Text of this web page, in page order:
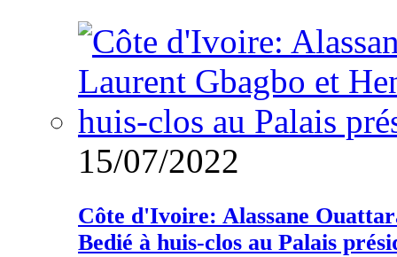
15/07/2022
Côte d'Ivoire: Alassane
Bedié à huis-clos au Palais